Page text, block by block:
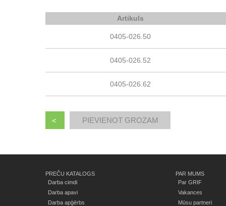
Artikuls
0405-026.50
0405-026.52
0405-026.62
<
PREČU KATALOGS
Darba cimdi
Darba apavi
Darba apģērbs
PAR MUMS
Par GRIF
Vakances
Mūsu partneri